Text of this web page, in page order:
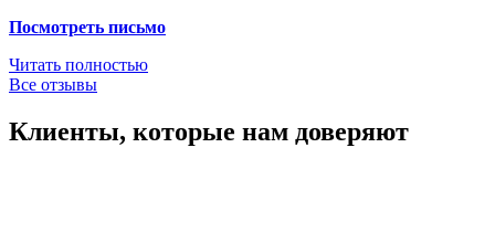
Посмотреть письмо
Читать полностью
Все отзывы
Клиенты, которые нам доверяют